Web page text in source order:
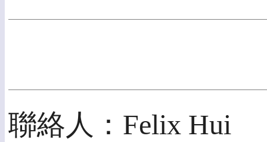
聯絡人：Felix Hui